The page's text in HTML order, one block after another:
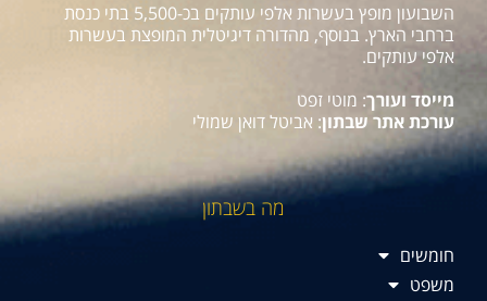
השבועון מופץ בעשרות אלפי עותקים בכ-5,500 בתי כנסת
ברחבי הארץ. בנוסף, מהדורה דיגיטלית המופצת בעשרות
אלפי עותקים.
מייסד ועורך: מוטי זפט
עורכת אתר שבתון: אביטל דואן שמולי
מה בשבתון
חומשים
משפט